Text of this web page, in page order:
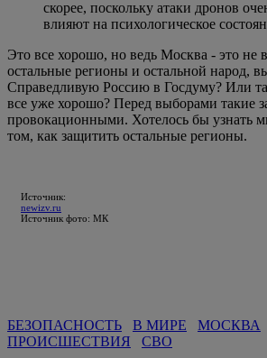
скорее, поскольку атаки дронов
влияют на психологическое
Это все хорошо, но ведь Москва - это не
остальные регионы и остальной народ,
Справедливую Россию в Госдуму? Или
все уже хорошо? Перед выборами такие
провокационными. Хотелось бы узнать
том, как защитить остальные регионы.
Источник:
newizv.ru
Источник фото: МК
БЕЗОПАСНОСТЬ В МИРЕ
МОСКВА
ПРОИСШЕСТВИЯ
СВО